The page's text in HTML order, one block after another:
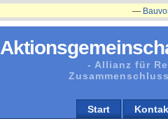
- Allianz für
Start